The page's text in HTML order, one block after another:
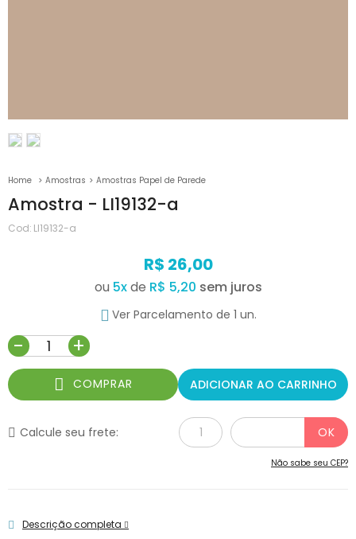
Amostras Amostras Papel de Parede
Amostra - LI19132-a
Cod: LI19132-a
R$ 26,00
ou 5xde R$ 5,20
Ver Parcelamento de 1 un.
- +
COMPRAR ADICIONAR AO CARRINHO
Calcule seu frete:
Não sabe seu CEP?
Descrição completa